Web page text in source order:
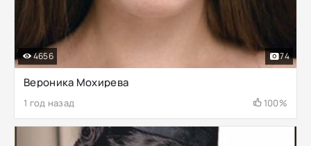
Вероника Мохирева
1 год назад 100%
4656 74